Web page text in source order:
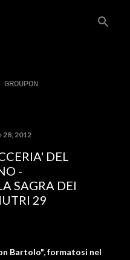
28, 2012
DEL
-
SAGRA DEI
29
Bartolo", formatosi nel